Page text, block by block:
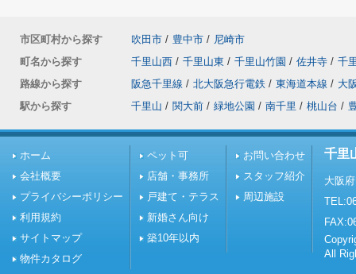
市区町村から探す 吹田市 / 豊中市 / 尼崎市
町名から探す
千里山西 / 千里山東 / 千里山竹園 / 佐井寺 / 千
路線から探す
阪急千里線 / 北大阪急行電鉄 / 東海道本線 / 大
駅から探す
千里山 / 関大前 / 緑地公園 / 南千里 / 桃山台 /
ホーム
会社概要
プライバシーポリシー
利用規約
サイトマップ
物件カタログ
ペット可
店舗・事務所
戸建て・テラス
新婚さん向け
築10年以内
お問い合わせ
スタッフ紹介
周辺施設
千里
大阪
All